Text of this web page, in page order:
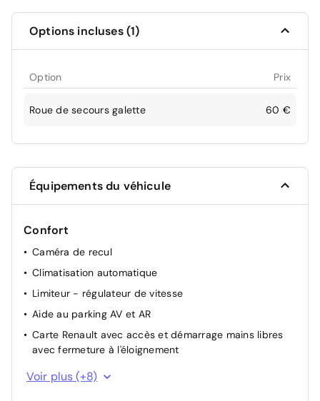
Options incluses (1)
Option Prix
Roue de secours galette 60 €
Équipements du véhicule
Confort
Caméra de recul
Climatisation automatique
Limiteur - régulateur de vitesse
Aide au parking AV et AR
Carte Renault avec accès et démarrage mains libres
avec fermeture à l'éloignement
Lève-vitres AV électriques à impulsion
Voir plus (+8)